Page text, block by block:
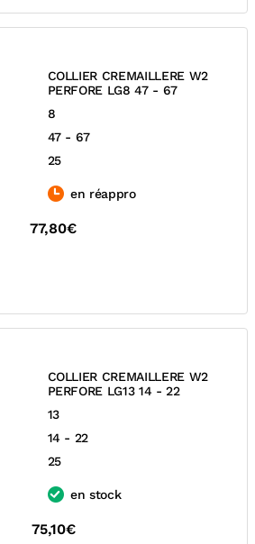
COLLIER CREMAILLERE W2
PERFORE LG8 47 - 67
8
47 - 67
25
en réappro
77,80€
COLLIER CREMAILLERE W2
PERFORE LG13 14 - 22
13
14 - 22
25
en stock
75,10€